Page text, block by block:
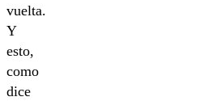
vuelta.
Y
esto,
como
dice